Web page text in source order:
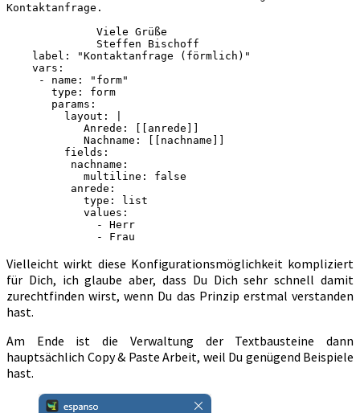
Kontaktanfrage.
Viele Grüße
Steffen Bischoff
label: "Kontaktanfrage (förmlich)"
vars:
- name: "form"
type: form
params:
layout: |
Anrede: [[anrede]]
Nachname: [[nachname]]
fields:
nachname:
multiline: false
anrede:
type: list
values:
- Herr
- Frau
Vielleicht wirkt diese Konfigurationsmöglichkeit kompliziert
für Dich, ich glaube aber, dass Du Dich sehr schnell damit
zurechtfinden wirst, wenn Du das Prinzip erstmal verstanden
hast.
Am Ende ist die Verwaltung der Textbausteine dann
hauptsächlich Copy & Paste Arbeit, weil Du genügend Beispiele
hast.